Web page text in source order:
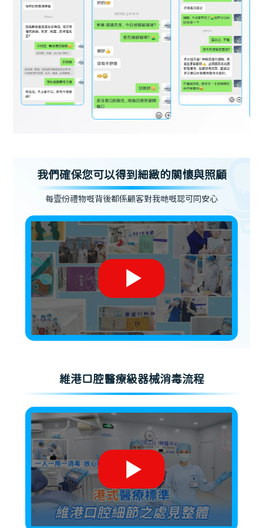
我們確保您可以得到細緻的關懷與照顧
每壹份禮物嘅背後都係顧客對我哋嘅認可同安心
維港口腔醫療級器械消毒流程